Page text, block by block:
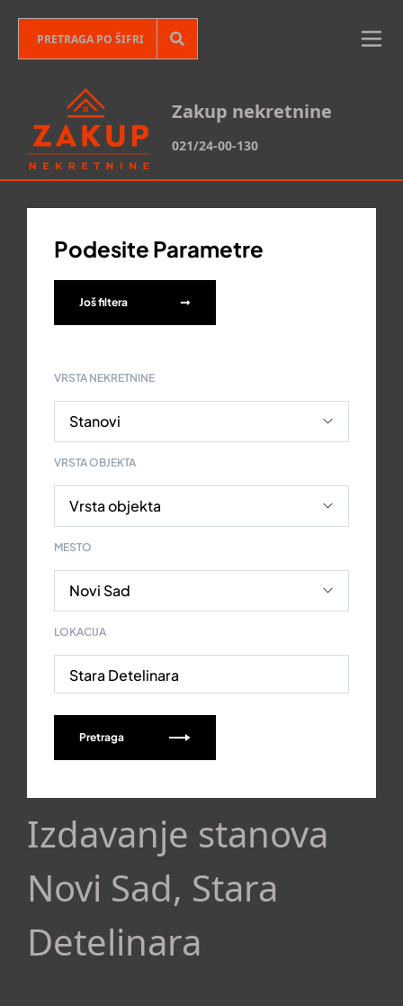
Zakup nekretnine
021/24-00-130
Podesite Parametre
Još filtera
VRSTA NEKRETNINE
VRSTA OBJEKTA
MESTO
LOKACIJA
Stara Detelinara
Pretraga
Izdavanje stanova
Novi Sad, Stara
Detelinara